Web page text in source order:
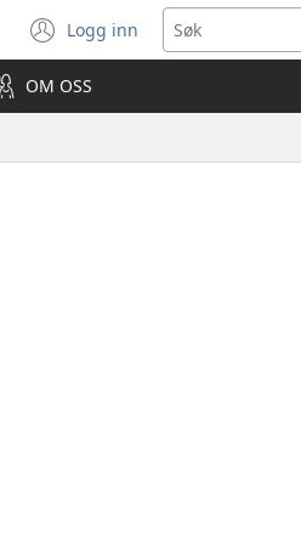
Logg inn
(åpner
nytt
vindu)
OM OSS